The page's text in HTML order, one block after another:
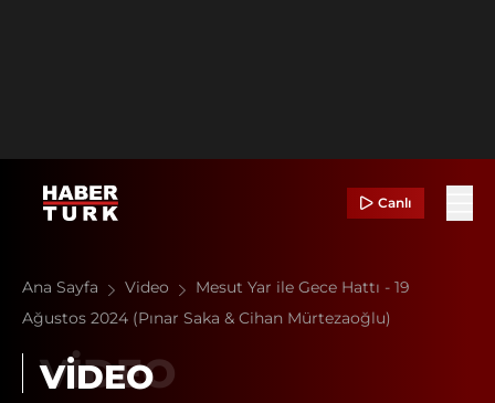
Canlı
Ana Sayfa Video
Mesut Yar ile Gece Hattı - 19
Ağustos 2024 (Pınar Saka & Cihan Mürtezaoğlu)
VİDEO